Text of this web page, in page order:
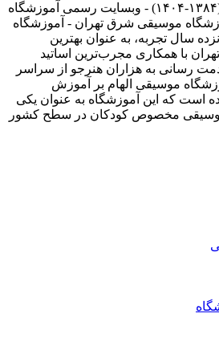
کلیه حقوق محفوظ است (۱۳۸۴-۱۴۰۴) - وبسایت رسمی آموزشگاه
موسیقی شرق تهران - آموزشگاه
سال تجربه، به عنوان بهترین
با همکاری مجرب‌ترین اساتید
رسانی به هزاران هنرجو از سراسر
موسیقی الهام بر آموزش
است که این آموزشگاه به عنوان یکی
موسیقی مخصوص کودکان در سطح کشور